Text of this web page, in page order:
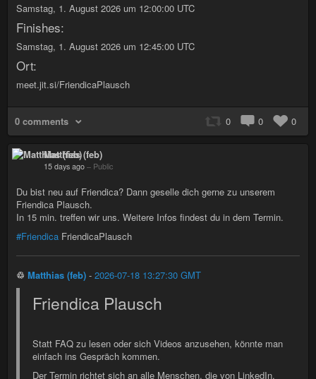
Samstag, 1. August 2026 um 12:00:00 UTC
Finishes:
Samstag, 1. August 2026 um 12:45:00 UTC
Ort:
meet.jit.si/FriendicaPlausch
0 comments 0 0 0
Matthias (feb)
15 days ago – Public
Du bist neu auf Friendica? Dann geselle dich gerne zu unserem
Friendica Plausch.
In 15 min. treffen wir uns. Weitere Infos findest du in dem Termin.
#Friendica FriendicaPlausch
♲ Matthias (feb) - 2026-07-18 13:27:30 GMT
Friendica Plausch
Statt FAQ zu lesen oder sich Videos anzusehen, könnte man
einfach ins Gespräch kommen.
Der Termin richtet sich an alle Menschen, die von LinkedIn,